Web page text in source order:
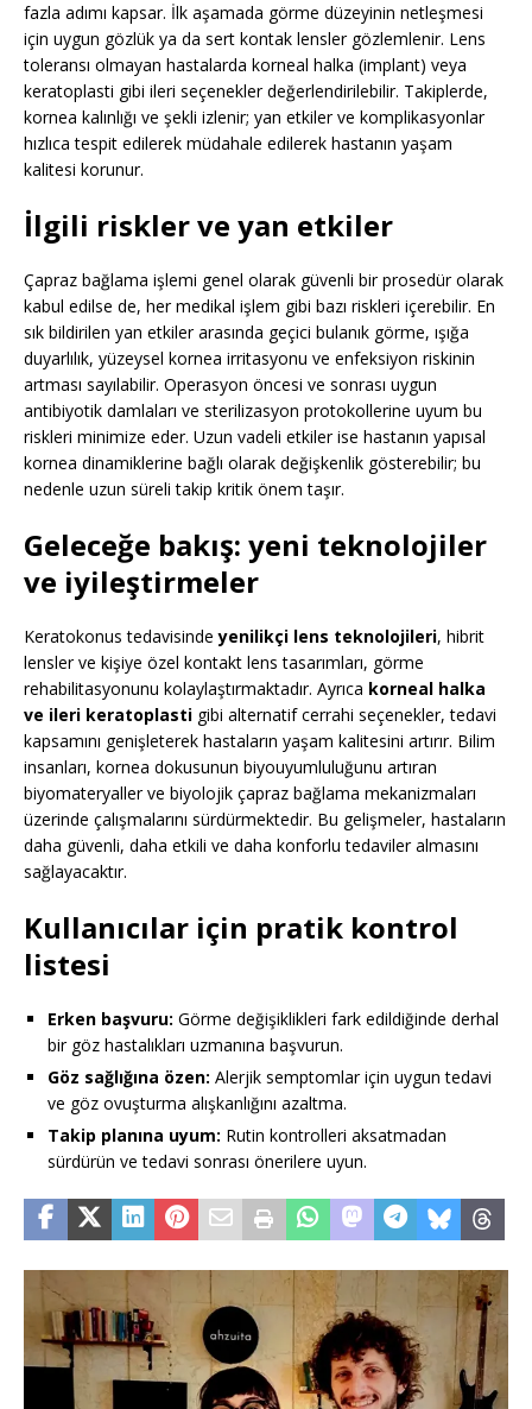
fazla adımı kapsar. İlk aşamada görme düzeyinin netleşmesi
için uygun gözlük ya da sert kontak lensler gözlemlenir. Lens
toleransı olmayan hastalarda korneal halka (implant) veya
keratoplasti gibi ileri seçenekler değerlendirilebilir. Takiplerde,
kornea kalınlığı ve şekli izlenir; yan etkiler ve komplikasyonlar
hızlıca tespit edilerek müdahale edilerek hastanın yaşam
kalitesi korunur.
İlgili riskler ve yan etkiler
Çapraz bağlama işlemi genel olarak güvenli bir prosedür olarak
kabul edilse de, her medikal işlem gibi bazı riskleri içerebilir. En
sık bildirilen yan etkiler arasında geçici bulanık görme, ışığa
duyarlılık, yüzeysel kornea irritasyonu ve enfeksiyon riskinin
artması sayılabilir. Operasyon öncesi ve sonrası uygun
antibiyotik damlaları ve sterilizasyon protokollerine uyum bu
riskleri minimize eder. Uzun vadeli etkiler ise hastanın yapısal
kornea dinamiklerine bağlı olarak değişkenlik gösterebilir; bu
nedenle uzun süreli takip kritik önem taşır.
Geleceğe bakış: yeni teknolojiler
ve iyileştirmeler
Keratokonus tedavisindeyenilikçi lens teknolojileri, hibrit
lensler ve kişiye özel kontakt lens tasarımları, görme
rehabilitasyonunu kolaylaştırmaktadır. Ayrıca korneal halka
ve ileri keratoplasti gibi alternatif cerrahi seçenekler, tedavi
kapsamını genişleterek hastaların yaşam kalitesini artırır. Bilim
insanları, kornea dokusunun biyouyumluluğunu artıran
biyomateryaller ve biyolojik çapraz bağlama mekanizmaları
üzerinde çalışmalarını sürdürmektedir. Bu gelişmeler, hastaların
daha güvenli, daha etkili ve daha konforlu tedaviler almasını
sağlayacaktır.
Kullanıcılar için pratik kontrol
listesi
Erken başvuru: Görme değişiklikleri fark edildiğinde derhal
bir göz hastalıkları uzmanına başvurun.
Göz sağlığına özen: Alerjik semptomlar için uygun tedavi
ve göz ovuşturma alışkanlığını azaltma.
Takip planına uyum: Rutin kontrolleri aksatmadan
sürdürün ve tedavi sonrası önerilere uyun.